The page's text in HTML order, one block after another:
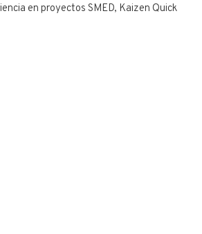
en proyectos SMED, Kaizen Quick